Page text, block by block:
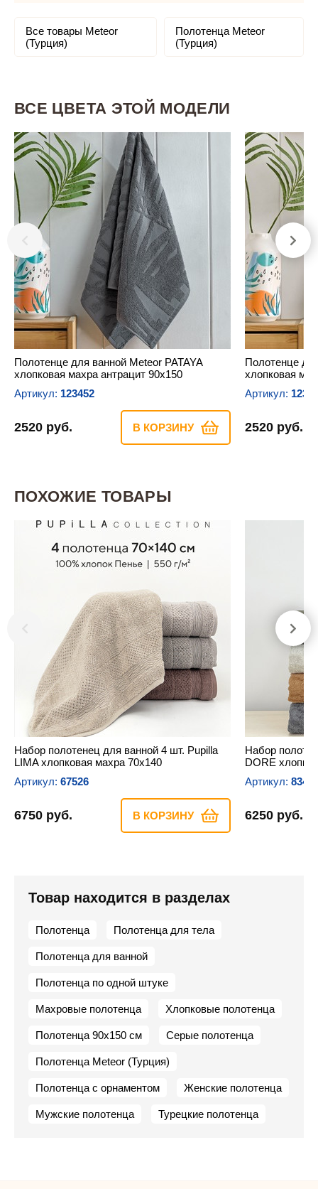
Все товары Meteor
(Турция)
Полотенца Meteor
(Турция)
ВСЕ ЦВЕТА ЭТОЙ МОДЕЛИ
Полотенце для ванной Meteor PATAYA
хлопковая махра антрацит 90х150
Артикул: 123452
2520 руб. В КОРЗИНУ
Полотенце
хлопковая
Артикул:
2520 руб.
ПОХОЖИЕ ТОВАРЫ
Набор полотенец для ванной 4 шт. Pupilla
LIMA хлопковая махра 70х140
Артикул: 67526
6750 руб. В КОРЗИНУ
Набор
DORE
Артикул:
6250 руб.
Товар находится в разделах
Полотенца Полотенца для тела
Полотенца для ванной
Полотенца по одной штуке
Махровые полотенца Хлопковые полотенца
Полотенца 90х150 см Серые полотенца
Полотенца Meteor (Турция)
Полотенца с орнаментом Женские полотенца
Мужские полотенца Турецкие полотенца